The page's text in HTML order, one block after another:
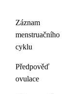
Záznam
menstruačního
cyklu
Předpověď
ovulace